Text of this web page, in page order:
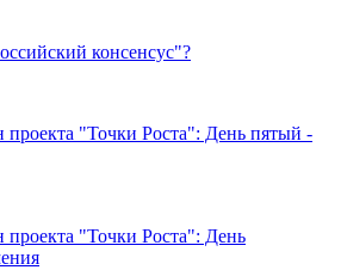
консенсус"?
"Точки Роста": День пятый -
"Точки Роста": День